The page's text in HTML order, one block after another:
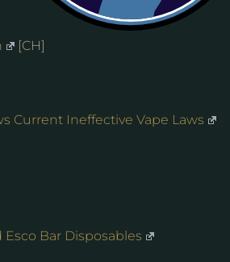
[CH]
Current Ineffective Vape Laws
Esco Bar Disposables